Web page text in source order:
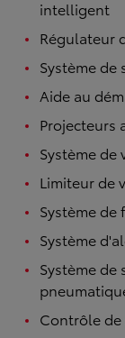
intelligent
Régulateur
Système de
Aide au
Projecteurs
Système de
Limiteur de
Système de
Système
Système de
Contrôle de